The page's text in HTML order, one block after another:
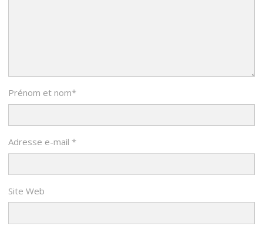
Prénom et nom*
Adresse e-mail *
Site Web